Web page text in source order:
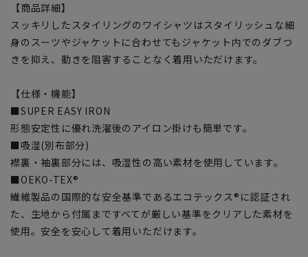
【商品詳細】
スッキリしたスタイリングのワイシャツはスタイリッシュな細
身のスーツやジャケットに合わせてもジャケット内でのダブつ
きを抑え、動きを阻害することなく着用いただけます。
【仕様・機能】
■SUPER EASY IRON
形態安定性に優れ洗濯後のアイロン掛けも簡単です。
■吸湿(別布部分)
襟裏・袖裏部分には、吸湿性の高い素材を使用しています。
■OEKO-TEX®
繊維製品の国際的な安全基準であるエコテックス®に認証され
た、生地から付属まですべてが厳しい基準をクリアした素材を
使用。安全を安心して着用いただけます。